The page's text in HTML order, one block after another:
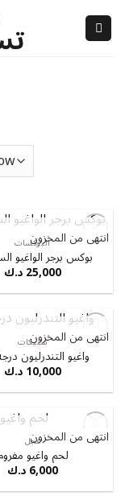
Add to
wishlist
OF STOCK
انتهى من المخزون
البوكسات
بوكس برجر الواغيو
25,000د.ك
Add to
wishlist
OF STOCK
انتهى من المخزون
ستيكات
واغيو التندرليون درجة
10,000د.ك
Add to
OF STOCK
انتهى من المخزون
عجل
لحم واغيو
6,000د.ك